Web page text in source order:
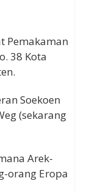
Pemakaman
38 Kota
Soekoen
(sekarang
Arek-
orang Eropa